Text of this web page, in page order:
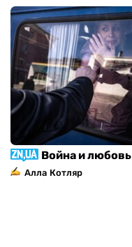
Война и любовь
Алла Котляр